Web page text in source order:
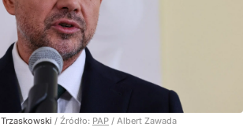
/ Źródło: PAP / Albert Zawada